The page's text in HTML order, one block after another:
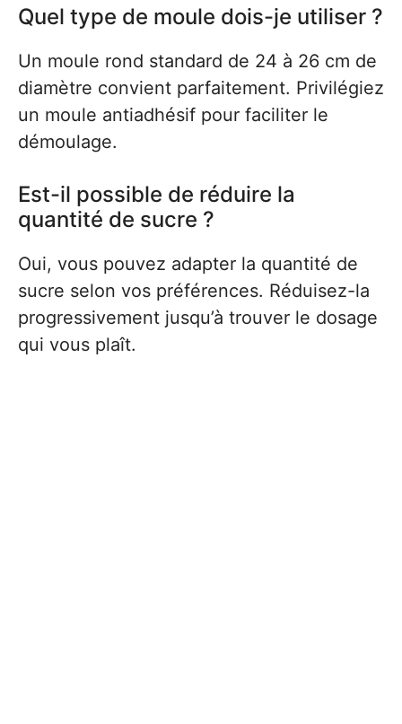
Quel type de moule dois-je utiliser ?
Un moule rond standard de 24 à 26 cm de
diamètre convient parfaitement. Privilégiez
un moule antiadhésif pour faciliter le
démoulage.
Est-il possible de réduire la
quantité de sucre ?
Oui, vous pouvez adapter la quantité de
sucre selon vos préférences. Réduisez-la
progressivement jusqu’à trouver le dosage
qui vous plaît.